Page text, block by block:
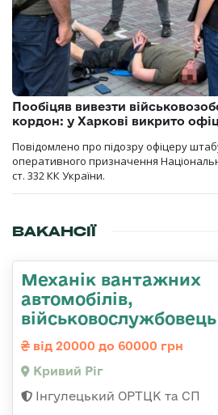
Пообіцяв вивезти
кордон: у Харкові викрито
Повідомлено про підозру офіцеру
оперативного призначення
ст. 332 КК України.
ВАКАНСІЇ
Механік вантажних
автомобілів,
військовослужбовець
від 20000 до 60000 грн
Кривий Ріг
Інгулецький ОРТЦК та СП